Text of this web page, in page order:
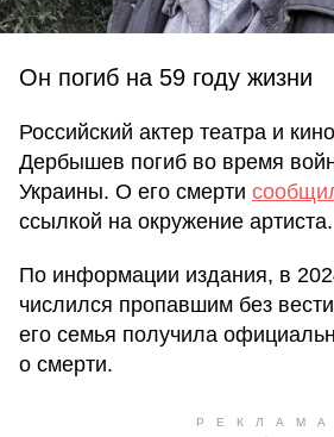
Он погиб на 59 году жизни
Российский актер театра и
Дербышев погиб во время
Украины. О его смерти
ссылкой на окружение артиста.
По информации издания, в
числился пропавшим без
его семья получила
о смерти.